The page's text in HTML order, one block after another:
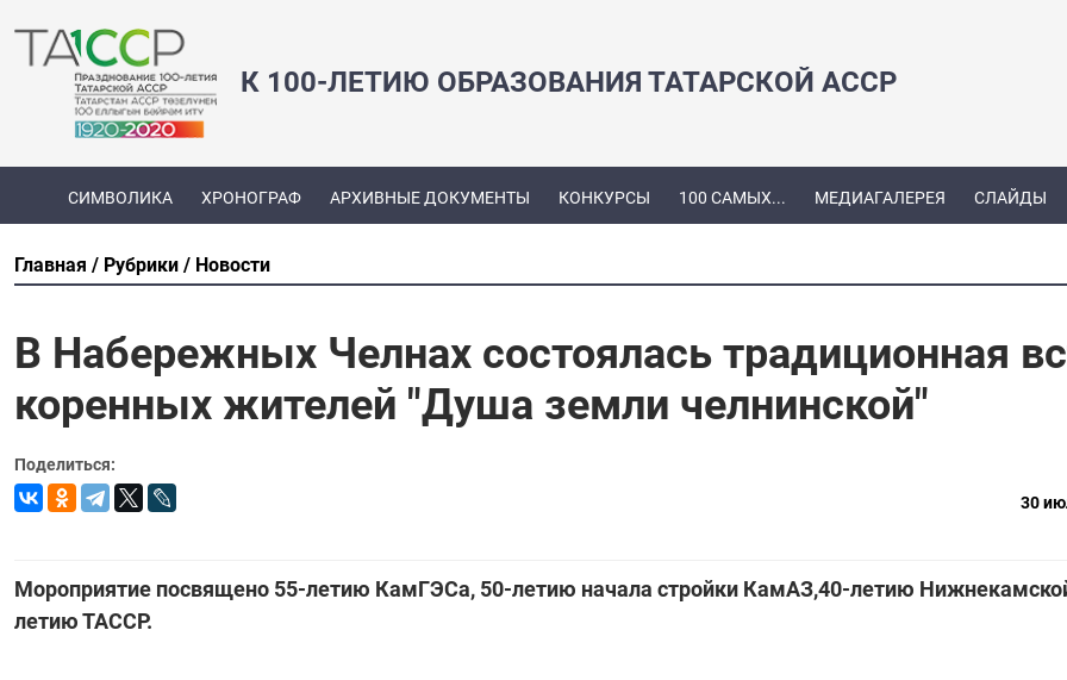
К 100-ЛЕТИЮ ОБРАЗОВАНИЯ ТАТАРСКОЙ АССР
СИМВОЛИКА ХРОНОГРАФ АРХИВНЫЕ ДОКУМЕНТЫ КОНКУРСЫ 100 САМЫХ... МЕДИАГАЛЕРЕЯ СЛАЙДЫ
Главная Рубрики Новости
В Набережных Челнах состоялась традиционная
коренных жителей "Душа земли челнинской"
Поделиться:
30
Мороприятие посвящено 55-летию КамГЭСа, 50-летию начала стройки КамАЗ,40-летию
летию ТАССР.